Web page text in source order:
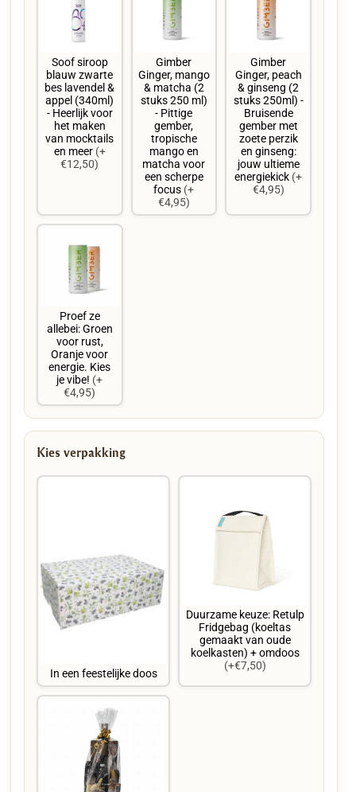
Soof siroop
blauw zwarte
bes lavendel &
appel (340ml)
- Heerlijk voor
het maken
van mocktails
en meer (+
€12,50)
Gimber
Ginger, mango
& matcha (2
stuks 250 ml)
- Pittige
gember,
tropische
mango en
matcha voor
een scherpe
focus (+
€4,95)
Gimber
Ginger, peach
& ginseng (2
stuks 250ml) -
Bruisende
gember met
zoete perzik
en ginseng:
jouw ultieme
energiekick (+
€4,95)
Proef ze
allebei: Groen
voor rust,
Oranje voor
energie. Kies
je vibe! (+
€4,95)
Kies verpakking
In een feestelijke doos
Duurzame keuze: Retulp
Fridgebag (koeltas
gemaakt van oude
koelkasten) + omdoos
(+€7,50)